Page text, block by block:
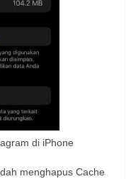
di iPhone
menghapus Cache